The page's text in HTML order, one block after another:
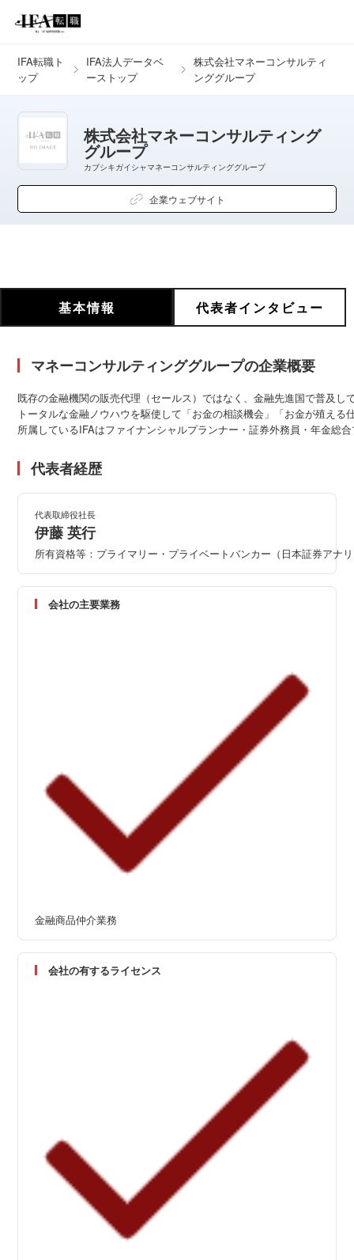
IFA転職ト
ップ
IFA法人データベ
ーストップ
株式会社マネーコンサルティ
ンググループ
株式会社マネーコンサルティング
グループ
カブシキガイシャマネーコンサルティンググループ
企業ウェブサイト
基本情報 代表者インタビュー
マネーコンサルティンググループの企業概要
既存の金融機関の販売代理（セールス）ではなく、金融先進国で普及
トータルな金融ノウハウを駆使して「お金の相談機会」「お金が殖え
所属しているIFAはファイナンシャルプランナー・証券外務員・年金総
代表者経歴
代表取締役社長
伊藤 英行
所有資格等：プライマリー・プライベートバンカー（日本証券アナ
会社の主要業務
金融商品仲介業務
会社の有するライセンス